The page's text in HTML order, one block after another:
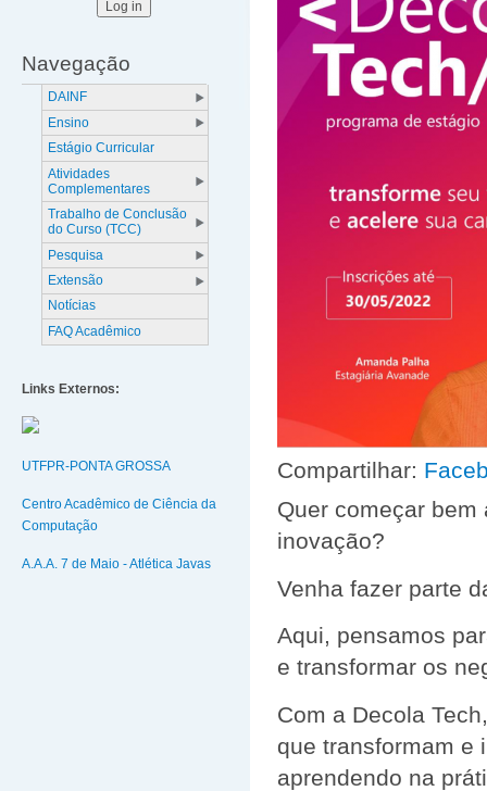
Navegação
DAINF
Ensino
Estágio Curricular
Atividades
Complementares
Trabalho de Conclusão
do Curso (TCC)
Pesquisa
Extensão
Notícias
FAQ Acadêmico
Links Externos:
UTFPR-PONTA GROSSA
Centro Acadêmico de Ciência da
Computação
A.A.A. 7 de Maio - Atlética Javas
Compartilhar:
Quer começar
inovação?
Venha fazer parte
Aqui, pensamos
e transformar os
Com a Decola
que transformam e
aprendendo na